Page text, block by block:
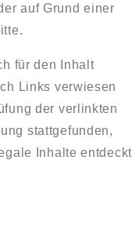
auf Grund einer
für den Inhalt
Links verwiesen
der verlinkten
stattgefunden,
Inhalte entdeckt